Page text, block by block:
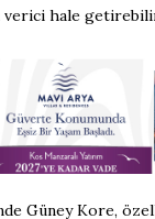
verici hale
Güney Kore,